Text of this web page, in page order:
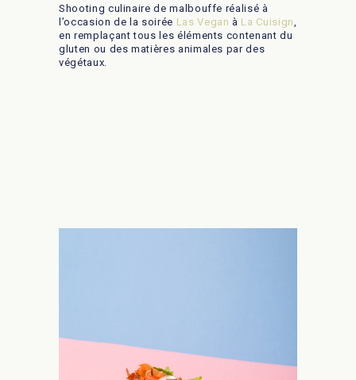
Shooting culinaire de malbouffe réalisé à
l’occasion de la soirée Las Vegan à La Cuisign,
en remplaçant tous les éléments contenant du
gluten ou des matières animales par des
végétaux.